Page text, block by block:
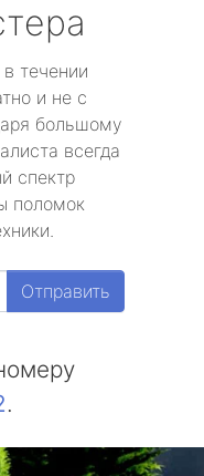
течении
и не с
большому
всегда
спектр
поломок
Отправить
.